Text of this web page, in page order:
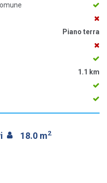
Piano terra
1.1 km
18.0 m2